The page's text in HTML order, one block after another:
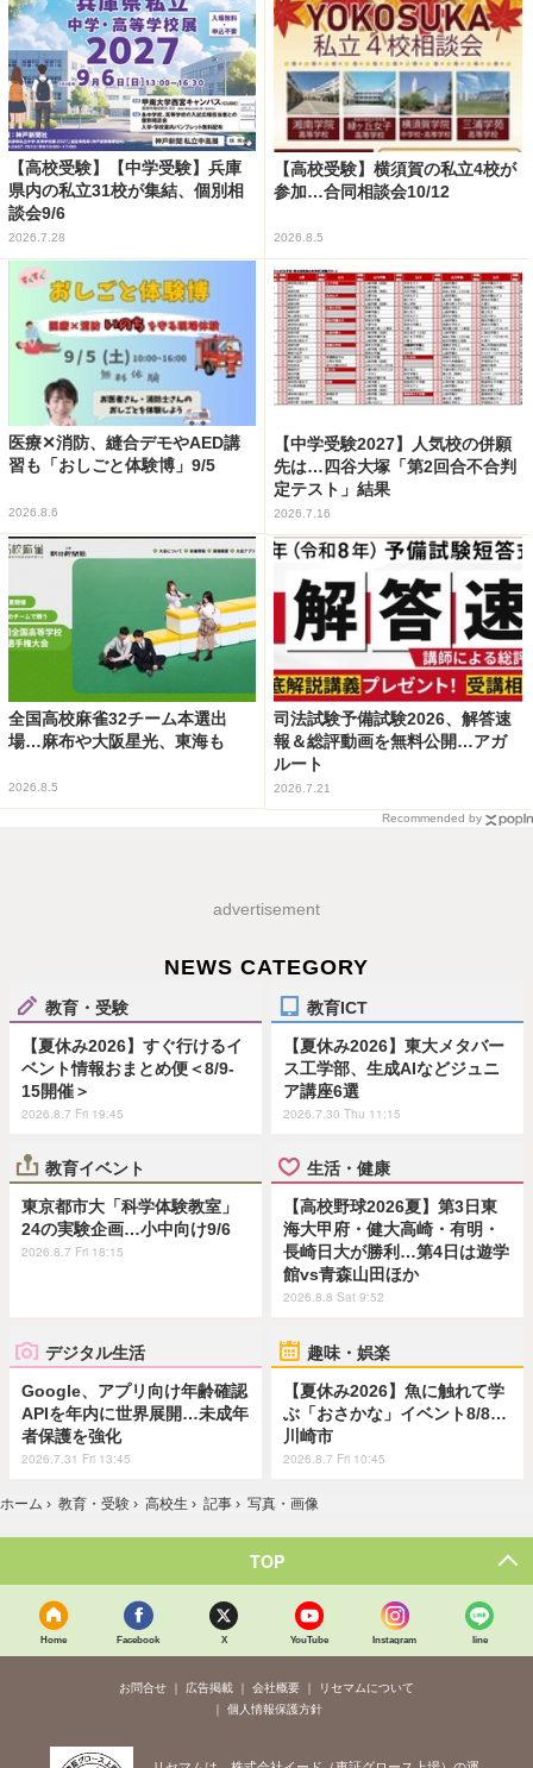
【高校受験】【中学受験】兵庫
県内の私立31校が集結、個別相
談会9/6
2026.7.28
【高校受験】横須賀の私立4校が
参加…合同相談会10/12
2026.8.5
医療✕消防、縫合デモやAED講
習も「おしごと体験博」9/5
2026.8.6
【中学受験2027】人気校の併願
先は…四谷大塚「第2回合不合判
定テスト」結果
2026.7.16
全国高校麻雀32チーム本選出
場…麻布や大阪星光、東海も
2026.8.5
司法試験予備試験2026、解答速
報＆総評動画を無料公開…アガ
ルート
2026.7.21
Recommended by
advertisement
NEWS CATEGORY
教育・受験
【夏休み2026】すぐ行けるイ
ベント情報おまとめ便＜8/9-
15開催＞
2026.8.7 Fri 19:45
教育ICT
【夏休み2026】東大メタバー
ス工学部、生成AIなどジュニ
ア講座6選
2026.7.30 Thu 11:15
教育イベント
東京都市大「科学体験教室」
24の実験企画…小中向け9/6
2026.8.7 Fri 18:15
生活・健康
【高校野球2026夏】第3日東
海大甲府・健大高崎・有明・
長崎日大が勝利…第4日は遊学
館vs青森山田ほか
2026.8.8 Sat 9:52
デジタル生活
Google、アプリ向け年齢確認
APIを年内に世界展開…未成年
者保護を強化
2026.7.31 Fri 13:45
趣味・娯楽
【夏休み2026】魚に触れて学
ぶ「おさかな」イベント8/8…
川崎市
2026.8.7 Fri 10:45
ホーム › 教育・受験 › 高校生 › 記事 › 写真・画像
TOP
Home Facebook X YouTube Instagram line
お問合せ 広告掲載 会社概要
リセマムについて
個人情報保護方針